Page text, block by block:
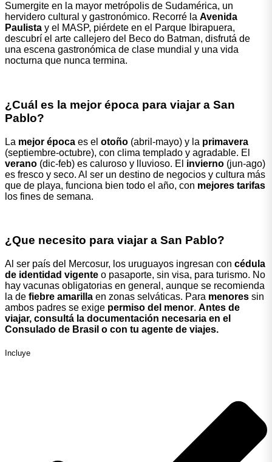
Sumergite en la mayor metrópolis de Sudamérica, un
hervidero cultural y gastronómico. Recorré la Avenida
Paulista y el MASP, piérdete en el Parque Ibirapuera,
descubrí el arte callejero del Beco do Batman, disfrutá de
una escena gastronómica de clase mundial y una vida
nocturna que nunca termina.
¿Cuál es la mejor época para viajar a San
Pablo?
La mejor época es el otoño (abril-mayo) y la primavera
(septiembre-octubre), con clima templado y agradable. El
verano (dic-feb) es caluroso y lluvioso. El invierno (jun-ago)
es fresco y seco. Al ser un destino de negocios y cultura más
que de playa, funciona bien todo el año, con mejores tarifas
los fines de semana.
¿Que necesito para viajar a San Pablo?
Al ser país del Mercosur, los uruguayos ingresan con cédula
de identidad vigente o pasaporte, sin visa, para turismo. No
hay vacunas obligatorias en general, aunque se recomienda
la de fiebre amarilla en zonas selváticas. Para menores sin
ambos padres se exige permiso del menor. Antes de
viajar, consultá la documentación necesaria en el
Consulado de Brasil o con tu agente de viajes.
Incluye